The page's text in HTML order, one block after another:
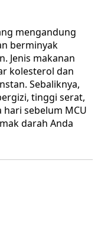
mengandung
berminyak
Jenis makanan
kolesterol dan
Sebaliknya,
tinggi serat,
sebelum MCU
darah Anda